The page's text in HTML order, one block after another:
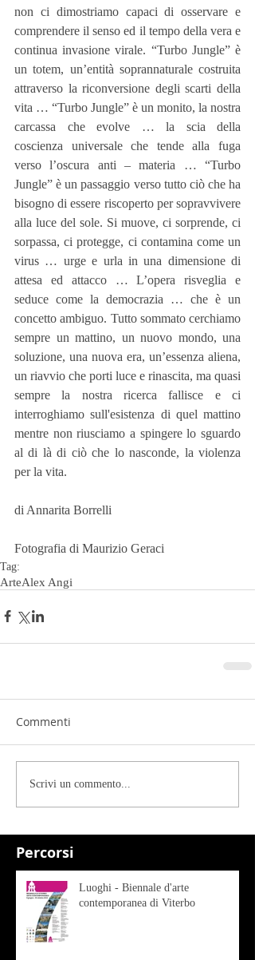
Percorsi
non ci dimostriamo capaci di osservare e
comprendere il senso ed il tempo della vera e
continua invasione virale. “Turbo Jungle” è
un totem, un’entità soprannaturale costruita
attraverso la riconversione degli scarti della
vita … “Turbo Jungle” è un monito, la nostra
carcassa che evolve … la scia della
coscienza universale che tende alla fuga
verso l’oscura anti – materia … “Turbo
Jungle” è un passaggio verso tutto ciò che ha
bisogno di essere riscoperto per sopravvivere
alla luce del sole. Si muove, ci sorprende, ci
sorpassa, ci protegge, ci contamina come un
virus … urge e urla in una dimensione di
attesa ed attacco … L’opera risveglia e
seduce come la democrazia … che è un
concetto ambiguo. Tutto sommato cerchiamo
sempre un mattino, un nuovo mondo, una
soluzione, una nuova era, un’essenza aliena,
un riavvio che porti luce e rinascita, ma quasi
sempre la nostra ricerca fallisce e ci
interroghiamo sull'esistenza di quel mattino
mentre non riusciamo a spingere lo sguardo
al di là di ciò che lo nasconde, la violenza
per la vita.
di Annarita Borrelli
Fotografia di Maurizio Geraci
Tag:
ArteAlex Angi
Commenti
Scrivi un commento...
Luoghi - Biennale d'arte
contemporanea di Viterbo